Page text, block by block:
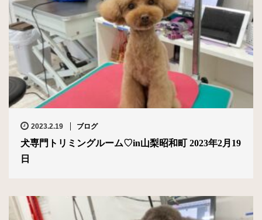
2023.2.19 ブログ
犬専門トリミングルーム♡in山梨昭和町 2023年2月19
日